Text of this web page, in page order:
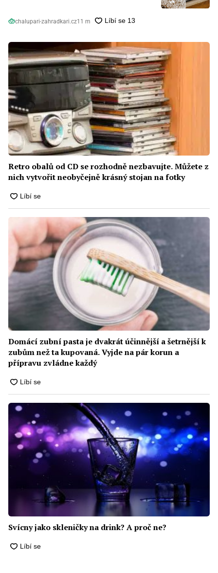
chalupari-zahradkari.cz11 m
Retro obalů od CD se rozhodně nezbavujte. Můžete z
nich vytvořit neobyčejně krásný stojan na fotky
Domácí zubní pasta je dvakrát účinnější a šetrnější k
zubům než ta kupovaná. Vyjde na pár korun a
přípravu zvládne každý
Svícny jako skleničky na drink? A proč ne?